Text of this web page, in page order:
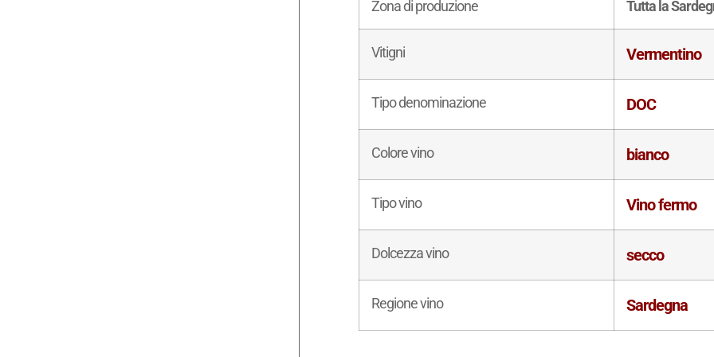
Zona di produzione Tutta la
Vitigni Vermentino
Tipo denominazione DOC
Colore vino bianco
Tipo vino Vino fermo
Dolcezza vino secco
Regione vino Sardegna